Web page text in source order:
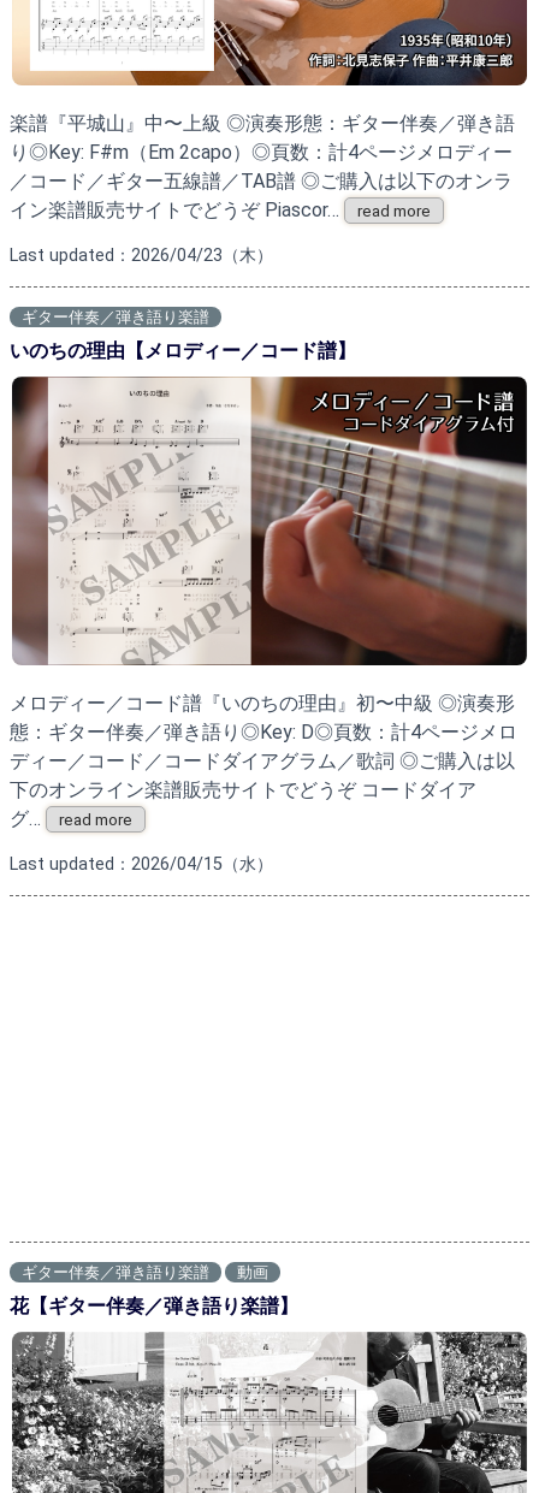
楽譜『平城山』中〜上級 ◎演奏形態：ギター伴奏／弾き語
り◎Key: F#m（Em 2capo）◎頁数：計4ページメロディー
／コード／ギター五線譜／TAB譜 ◎ご購入は以下のオンラ
イン楽譜販売サイトでどうぞ Piascor…
read more
Last updated：2026/04/23（木）
ギター伴奏／弾き語り楽譜
いのちの理由【メロディー／コード譜】
メロディー／コード譜『いのちの理由』初〜中級 ◎演奏形
態：ギター伴奏／弾き語り◎Key: D◎頁数：計4ページメロ
ディー／コード／コードダイアグラム／歌詞 ◎ご購入は以
下のオンライン楽譜販売サイトでどうぞ コードダイア
グ…
read more
Last updated：2026/04/15（水）
ギター伴奏／弾き語り楽譜 動画
花【ギター伴奏／弾き語り楽譜】